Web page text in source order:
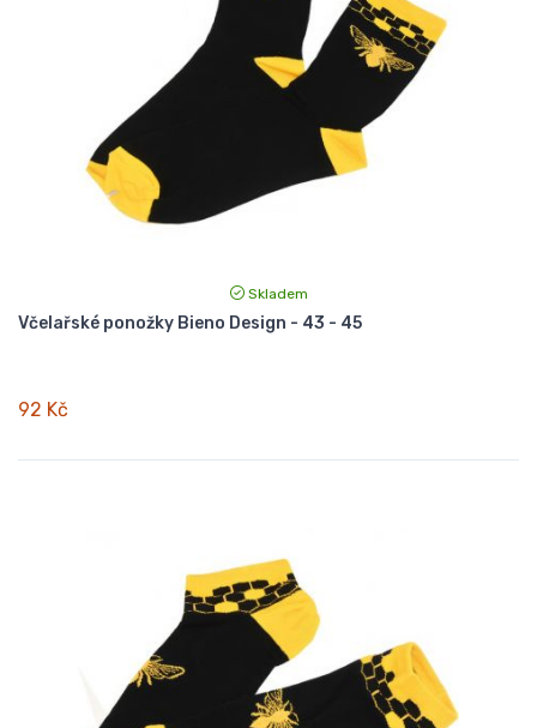
Skladem
Včelařské ponožky Bieno Design - 43 - 45
92 Kč